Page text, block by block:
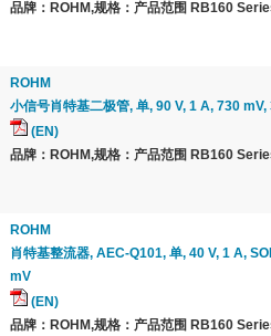
品牌：ROHM,规格：产品范围 RB160
ROHM
小信号肖特基二极管, 单, 90 V, 1 A, 730 mV,
(EN)
品牌：ROHM,规格：产品范围 RB160
ROHM
肖特基整流器, AEC-Q101, 单, 40 V, 1 A,
mV
(EN)
品牌：ROHM,规格：产品范围 RB160